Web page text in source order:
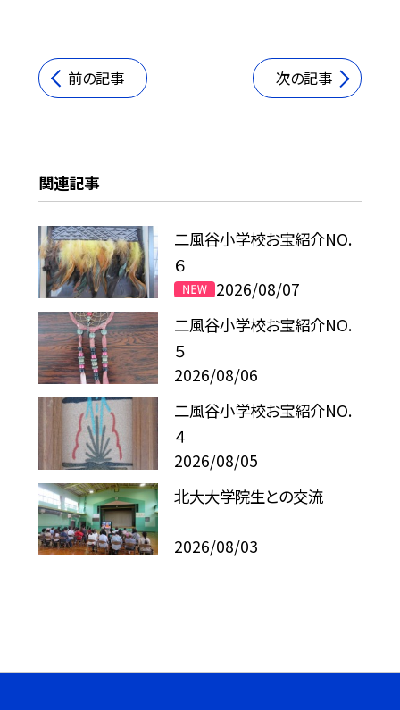
前の記事 次の記事
関連記事
二風谷小学校お宝紹介NO.
６
2026/08/07
二風谷小学校お宝紹介NO.
５
2026/08/06
二風谷小学校お宝紹介NO.
４
2026/08/05
北大大学院生との交流
2026/08/03